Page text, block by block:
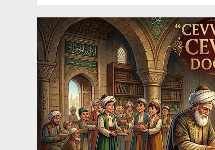
Mahmut
Efendi’nin
İzinde”